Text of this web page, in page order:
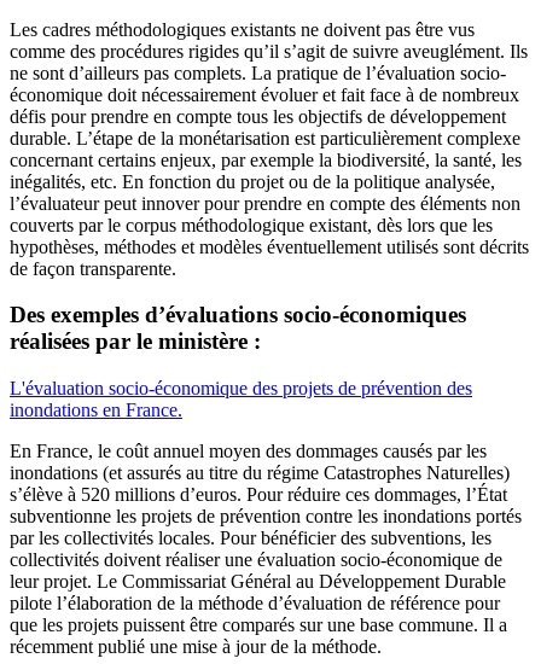
Les cadres méthodologiques existants ne doivent pas être vus
comme des procédures rigides qu’il s’agit de suivre aveuglément. Ils
ne sont d’ailleurs pas complets. La pratique de l’évaluation socio-
économique doit nécessairement évoluer et fait face à de nombreux
défis pour prendre en compte tous les objectifs de développement
durable. L’étape de la monétarisation est particulièrement complexe
concernant certains enjeux, par exemple la biodiversité, la santé, les
inégalités, etc. En fonction du projet ou de la politique analysée,
l’évaluateur peut innover pour prendre en compte des éléments non
couverts par le corpus méthodologique existant, dès lors que les
hypothèses, méthodes et modèles éventuellement utilisés sont décrits
de façon transparente.
Des exemples d’évaluations socio-économiques
réalisées par le ministère :
L'évaluation socio-économique des projets de prévention des
inondations en France.
En France, le coût annuel moyen des dommages causés par les
inondations (et assurés au titre du régime Catastrophes Naturelles)
s’élève à 520 millions d’euros. Pour réduire ces dommages, l’État
subventionne les projets de prévention contre les inondations portés
par les collectivités locales. Pour bénéficier des subventions, les
collectivités doivent réaliser une évaluation socio-économique de
leur projet. Le Commissariat Général au Développement Durable
pilote l’élaboration de la méthode d’évaluation de référence pour
que les projets puissent être comparés sur une base commune. Il a
récemment publié une mise à jour de la méthode.